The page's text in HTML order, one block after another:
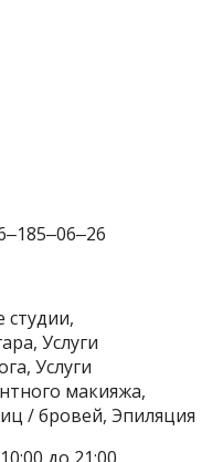
студии,
Услуги
Услуги
макияжа,
/ бровей, Эпиляция